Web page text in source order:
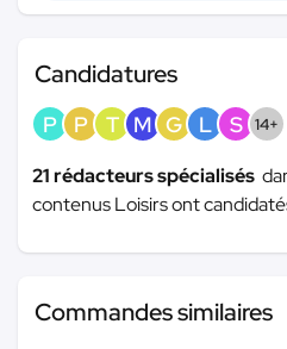
Candidatures
P P T M G L S 14+
21 rédacteurs spécialisés
contenus Loisirs ont
Commandes similaires